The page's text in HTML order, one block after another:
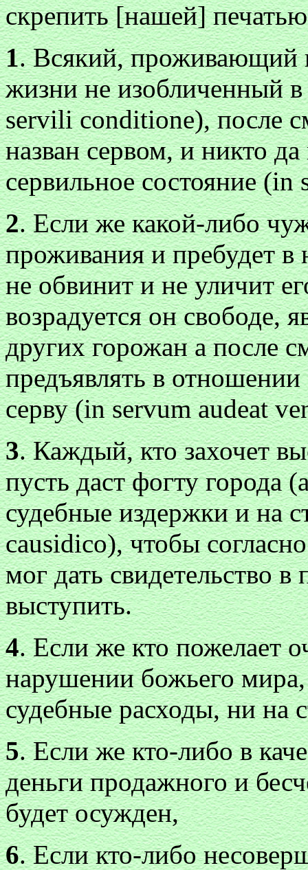
скрепить [нашей]
1. Всякий, проживающий
жизни не изобличенный
servili conditione), после
назван сервом, и никто
сервильное состояние
2. Если же какой-либо
проживания и пребудет в
не oбвинит и не уличит
возрадуется он
других горожан а после
предъявлять в отношении
серву (in servum audeat
3. Каждый, кто захочет
пусть даст фогту города
судебные издержки и на
causidico), чтобы
мог дать свидетельство в
выступить.
4. Если же кто пожелает
нарушении божьего
судебные расходы, ни на
5. Если же кто-либо в
деньги продажного и
будет осужден,
6. Если кто-либо